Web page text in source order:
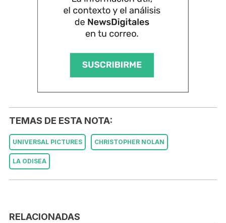
TEMAS DE ESTA NOTA:
UNIVERSAL PICTURES CHRISTOPHER NOLAN
LA ODISEA
RELACIONADAS